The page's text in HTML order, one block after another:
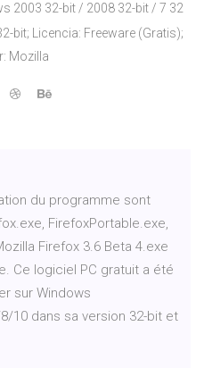
2003 32-bit / 2008 32-bit / 7 32
bit; Licencia: Freeware (Gratis);
Mozilla
du programme sont
FirefoxPortable.exe,
Firefox 3.6 Beta 4.exe
Ce logiciel PC gratuit a été
sur Windows
10 dans sa version 32-bit et